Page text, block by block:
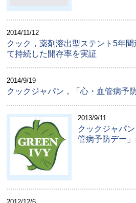
2014/11/12
クック，薬剤溶出型ステント5年
て持続した開存率を実証
2014/9/19
クックジャパン，「心・血管病予
2013/9/11
クックジャパ
管病予防デー